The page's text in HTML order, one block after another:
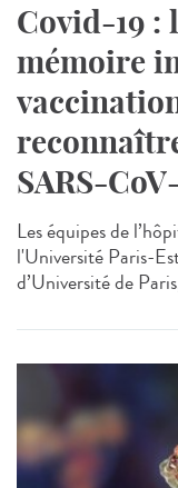
Covid-19 :
mémoire
SARS-
Les équipes de
l'Université Paris-
d’Université de